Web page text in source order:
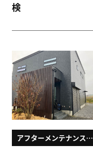
検
アフターメンテナンスブ